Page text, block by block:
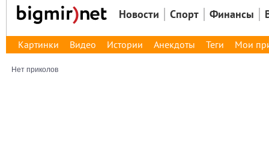
Новости Спорт Финансы
Картинки Видео Истории Анекдоты Теги Мои
Нет приколов